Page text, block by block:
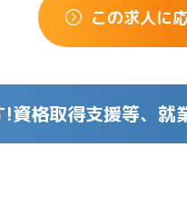
この求人に
資格取得支援等、